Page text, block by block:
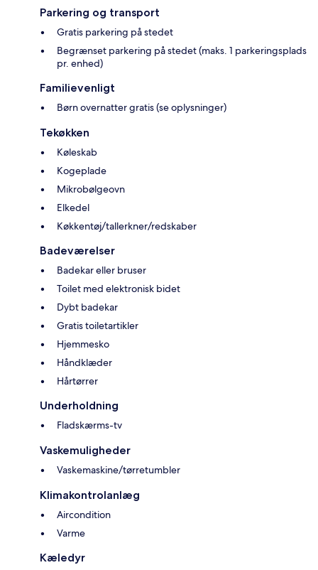
Parkering og transport
Gratis parkering på stedet
Begrænset parkering på stedet (maks. 1 parkeringsplads
pr. enhed)
Familievenligt
Børn overnatter gratis (se oplysninger)
Tekøkken
Køleskab
Kogeplade
Mikrobølgeovn
Elkedel
Køkkentøj/tallerkner/redskaber
Badeværelser
Badekar eller bruser
Toilet med elektronisk bidet
Dybt badekar
Gratis toiletartikler
Hjemmesko
Håndklæder
Hårtørrer
Underholdning
Fladskærms-tv
Vaskemuligheder
Vaskemaskine/tørretumbler
Klimakontrolanlæg
Aircondition
Varme
Kæledyr